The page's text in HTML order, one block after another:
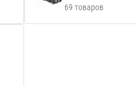
69 товаров